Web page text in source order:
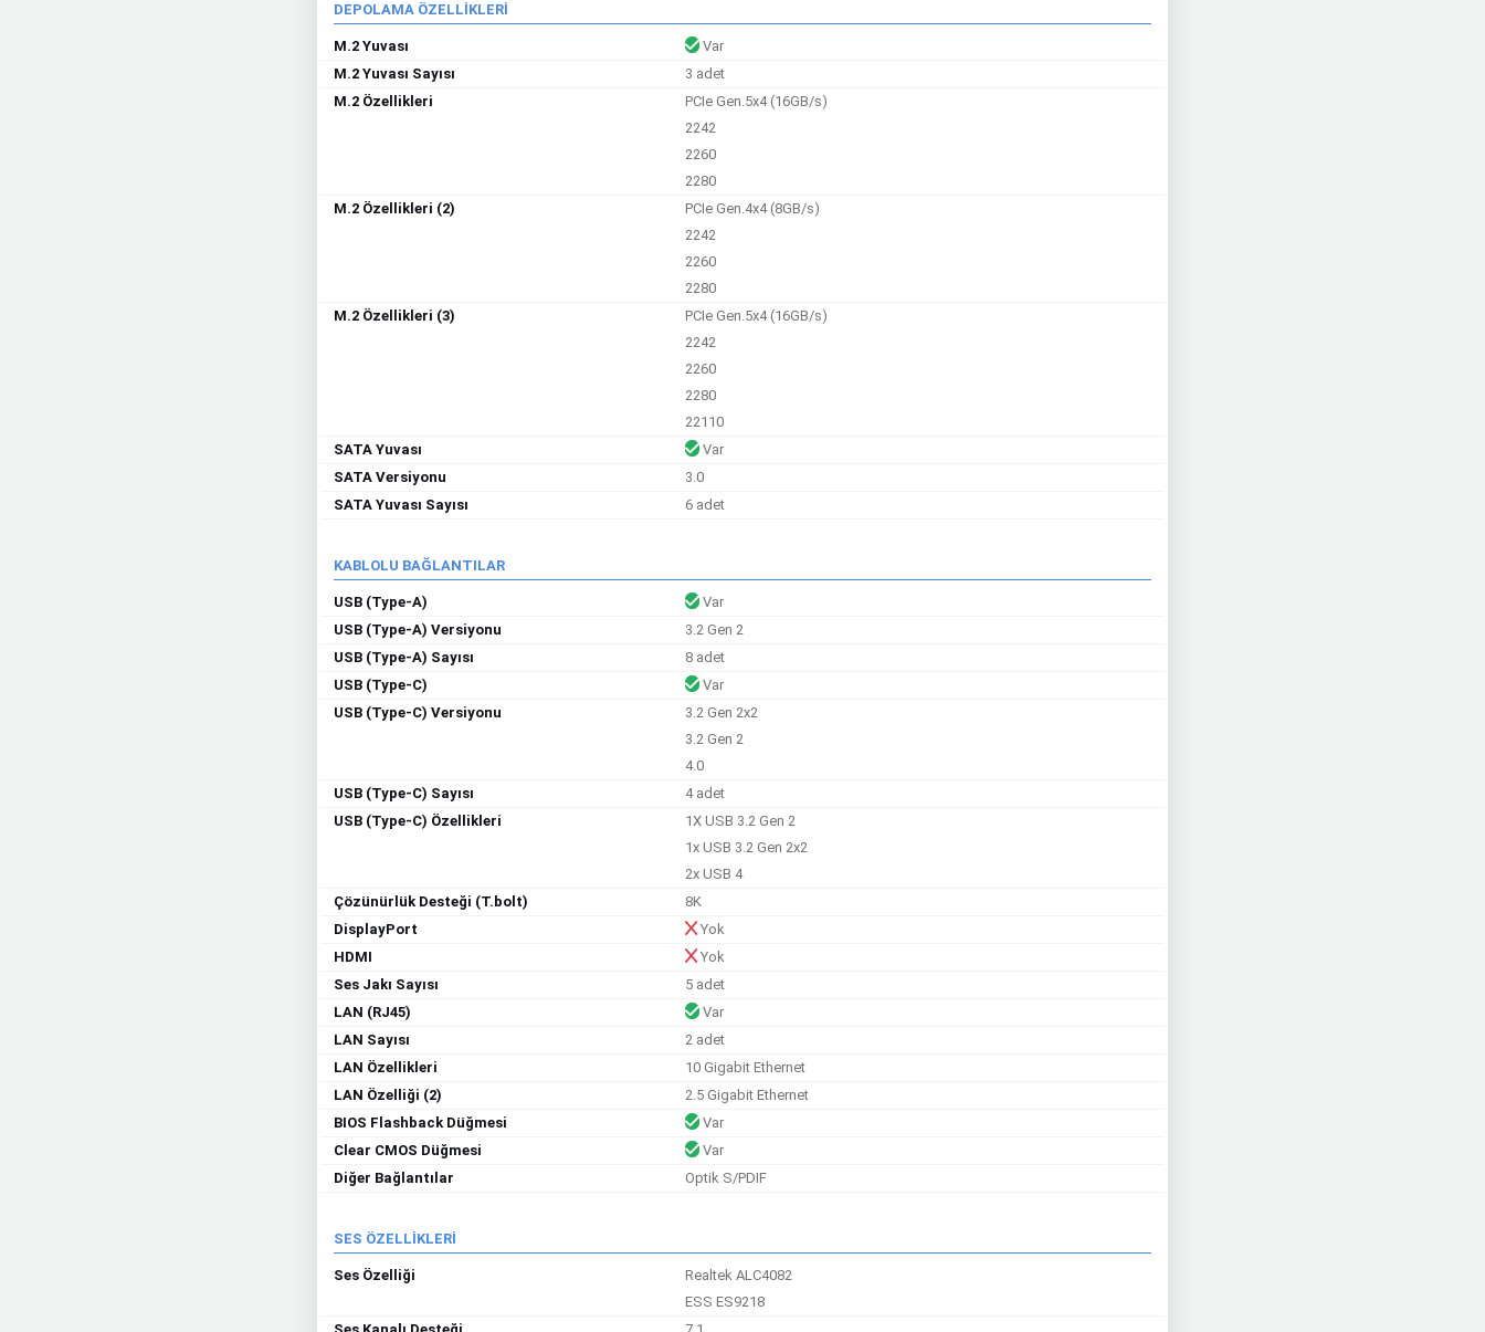
DEPOLAMA ÖZELLİKLERİ
M.2 Yuvası
Var
M.2 Yuvası Sayısı
3 adet
M.2 Özellikleri
PCIe Gen.5x4 (16GB/s)
2242
2260
2280
M.2 Özellikleri (2)
PCIe Gen.4x4 (8GB/s)
2242
2260
2280
M.2 Özellikleri (3)
PCIe Gen.5x4 (16GB/s)
2242
2260
2280
22110
SATA Yuvası
Var
SATA Versiyonu
3.0
SATA Yuvası Sayısı
6 adet
KABLOLU BAĞLANTILAR
USB (Type-A)
Var
USB (Type-A) Versiyonu
3.2 Gen 2
USB (Type-A) Sayısı
8 adet
USB (Type-C)
Var
USB (Type-C) Versiyonu
3.2 Gen 2x2
3.2 Gen 2
4.0
USB (Type-C) Sayısı
4 adet
USB (Type-C) Özellikleri
1X USB 3.2 Gen 2
1x USB 3.2 Gen 2x2
2x USB 4
Çözünürlük Desteği (T.bolt)
8K
DisplayPort
Yok
HDMI
Yok
Ses Jakı Sayısı
5 adet
LAN (RJ45)
Var
LAN Sayısı
2 adet
LAN Özellikleri
10 Gigabit Ethernet
LAN Özelliği (2)
2.5 Gigabit Ethernet
BIOS Flashback Düğmesi
Var
Clear CMOS Düğmesi
Var
Diğer Bağlantılar
Optik S/PDIF
SES ÖZELLİKLERİ
Ses Özelliği
Realtek ALC4082
ESS ES9218